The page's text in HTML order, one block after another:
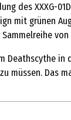
des XXXG-
mit grünen
von
Deathscythe
müssen. Das